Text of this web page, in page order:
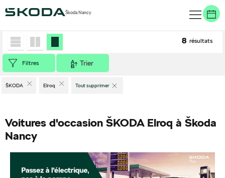
Škoda Nancy
Véhicules d'occasion
ŠKODA Elroq Tout supprimer
Filtres Trier
8 résultats
Voitures d'occasion ŠKODA Elroq à Škoda
Nancy